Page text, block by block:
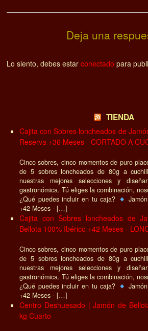
Deja una
Lo siento, debes estarconectado para
TIENDA
Cajita con Sobres loncheados de
Reserva +36 Meses - CORTADO A
Cinco sobres, cinco momentos de puro
de 5 sobres loncheados de 80g a
nuestras mejores selecciones y
gastronómica. Tú eliges la combinación,
¿Qué puedes incluir en tu caja?
+42 Meses - […]
Cajita con Sobres loncheados de
Bellota 100% Ibérico +42 Meses -
Cinco sobres, cinco momentos de puro
de 5 sobres loncheados de 80g a
nuestras mejores selecciones y
gastronómica. Tú eliges la combinación,
¿Qué puedes incluir en tu caja?
+42 Meses - […]
Centro Deshuesado | Jamón de
kg Cuarto